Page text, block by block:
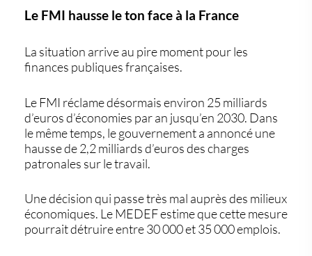
Le FMI hausse le ton face à la France
La situation arrive au pire moment pour les
finances publiques françaises.
Le FMI réclame désormais environ 25 milliards
d’euros d’économies par an jusqu’en 2030. Dans
le même temps, le gouvernement a annoncé une
hausse de 2,2 milliards d’euros des charges
patronales sur le travail.
Une décision qui passe très mal auprès des milieux
économiques. Le MEDEF estime que cette mesure
pourrait détruire entre 30 000 et 35 000 emplois.